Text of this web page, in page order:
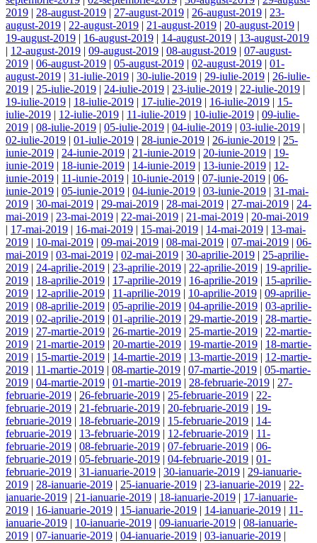
2019 | 28-august-2019 | 27-august-2019 | 26-august-2019 | 23-
august-2019 | 22-august-2019 | 21-august-2019 | 20-august-2019 |
19-august-2019 | 16-august-2019 | 14-august-2019 | 13-august-2019
| 12-august-2019 | 09-august-2019 | 08-august-2019 | 07-august-
2019 | 06-august-2019 | 05-august-2019 | 02-august-2019 | 01-
august-2019 | 31-iulie-2019 | 30-iulie-2019 | 29-iulie-2019 | 26-iulie-
2019 | 25-iulie-2019 | 24-iulie-2019 | 23-iulie-2019 | 22-iulie-2019 |
19-iulie-2019 | 18-iulie-2019 | 17-iulie-2019 | 16-iulie-2019 | 15-
iulie-2019 | 12-iulie-2019 | 11-iulie-2019 | 10-iulie-2019 | 09-iulie-
2019 | 08-iulie-2019 | 05-iulie-2019 | 04-iulie-2019 | 03-iulie-2019 |
02-iulie-2019 | 01-iulie-2019 | 28-iunie-2019 | 26-iunie-2019 | 25-
iunie-2019 | 24-iunie-2019 | 21-iunie-2019 | 20-iunie-2019 | 19-
iunie-2019 | 18-iunie-2019 | 14-iunie-2019 | 13-iunie-2019 | 12-
iunie-2019 | 11-iunie-2019 | 10-iunie-2019 | 07-iunie-2019 | 06-
iunie-2019 | 05-iunie-2019 | 04-iunie-2019 | 03-iunie-2019 | 31-mai-
2019 | 30-mai-2019 | 29-mai-2019 | 28-mai-2019 | 27-mai-2019 | 24-
mai-2019 | 23-mai-2019 | 22-mai-2019 | 21-mai-2019 | 20-mai-2019
| 17-mai-2019 | 16-mai-2019 | 15-mai-2019 | 14-mai-2019 | 13-mai-
2019 | 10-mai-2019 | 09-mai-2019 | 08-mai-2019 | 07-mai-2019 | 06-
mai-2019 | 03-mai-2019 | 02-mai-2019 | 30-aprilie-2019 | 25-aprilie-
2019 | 24-aprilie-2019 | 23-aprilie-2019 | 22-aprilie-2019 | 19-aprilie-
2019 | 18-aprilie-2019 | 17-aprilie-2019 | 16-aprilie-2019 | 15-aprilie-
2019 | 12-aprilie-2019 | 11-aprilie-2019 | 10-aprilie-2019 | 09-aprilie-
2019 | 08-aprilie-2019 | 05-aprilie-2019 | 04-aprilie-2019 | 03-aprilie-
2019 | 02-aprilie-2019 | 01-aprilie-2019 | 29-martie-2019 | 28-martie-
2019 | 27-martie-2019 | 26-martie-2019 | 25-martie-2019 | 22-martie-
2019 | 21-martie-2019 | 20-martie-2019 | 19-martie-2019 | 18-martie-
2019 | 15-martie-2019 | 14-martie-2019 | 13-martie-2019 | 12-martie-
2019 | 11-martie-2019 | 08-martie-2019 | 07-martie-2019 | 05-martie-
2019 | 04-martie-2019 | 01-martie-2019 | 28-februarie-2019 | 27-
februarie-2019 | 26-februarie-2019 | 25-februarie-2019 | 22-
februarie-2019 | 21-februarie-2019 | 20-februarie-2019 | 19-
februarie-2019 | 18-februarie-2019 | 15-februarie-2019 | 14-
februarie-2019 | 13-februarie-2019 | 12-februarie-2019 | 11-
februarie-2019 | 08-februarie-2019 | 07-februarie-2019 | 06-
februarie-2019 | 05-februarie-2019 | 04-februarie-2019 | 01-
februarie-2019 | 31-ianuarie-2019 | 30-ianuarie-2019 | 29-ianuarie-
2019 | 28-ianuarie-2019 | 25-ianuarie-2019 | 23-ianuarie-2019 | 22-
ianuarie-2019 | 21-ianuarie-2019 | 18-ianuarie-2019 | 17-ianuarie-
2019 | 16-ianuarie-2019 | 15-ianuarie-2019 | 14-ianuarie-2019 | 11-
ianuarie-2019 | 10-ianuarie-2019 | 09-ianuarie-2019 | 08-ianuarie-
2019 | 07-ianuarie-2019 | 04-ianuarie-2019 | 03-ianuarie-2019 |